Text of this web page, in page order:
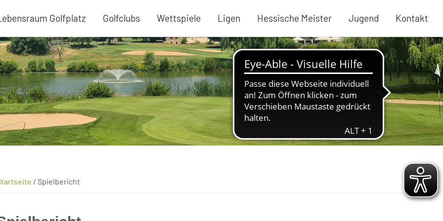
Golfplatz Golfclubs Wettspiele Ligen Hessische Meister Jugend Kontakt
/ Spielbericht